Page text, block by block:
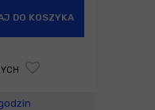
DO KOSZYKA